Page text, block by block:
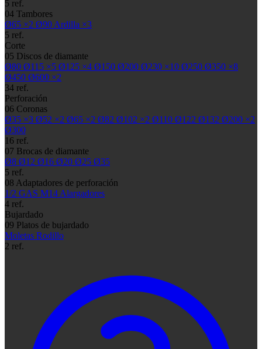
5 ref.
04 Tambores
Ø65 ×2 Ø90 Ardilla ×3
5 ref.
Corte
05 Discos de diamante
Ø80 Ø115 ×5 Ø125 ×4 Ø150 Ø200 Ø230 ×10 Ø250 Ø350 ×8
Ø450 Ø600 ×2
34 ref.
Perforación
06 Coronas
Ø35 ×3 Ø52 ×2 Ø65 ×2 Ø82 Ø102 ×2 Ø110 Ø122 Ø132 Ø200 ×2
Ø300
16 ref.
07 Brocas de diamante
Ø8 Ø12 Ø16 Ø20 Ø25 Ø35
5 ref.
08 Adaptadores de perforación
1/2 GAS M14 Alargadores
4 ref.
Bujardado
09 Platos de bujardado
Moletas Rodillo
2 ref.